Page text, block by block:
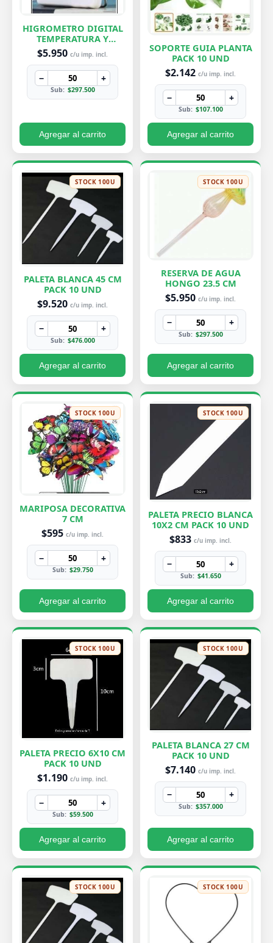
HIGROMETRO DIGITAL
TEMPERATURA Y
HUMEDAD
$5.950 c/u imp. incl.
− +
Sub: $297.500
Agregar al carrito
SOPORTE GUIA PLANTA
PACK 10 UND
$2.142 c/u imp. incl.
− +
Sub: $107.100
Agregar al carrito
STOCK 100U
PALETA BLANCA 45 CM
PACK 10 UND
$9.520 c/u imp. incl.
− +
Sub: $476.000
Agregar al carrito
STOCK 100U
RESERVA DE AGUA
HONGO 23.5 CM
$5.950 c/u imp. incl.
− +
Sub: $297.500
Agregar al carrito
STOCK 100U
MARIPOSA DECORATIVA
7 CM
$595 c/u imp. incl.
− +
Sub: $29.750
Agregar al carrito
STOCK 100U
PALETA PRECIO BLANCA
10X2 CM PACK 10 UND
$833 c/u imp. incl.
− +
Sub: $41.650
Agregar al carrito
STOCK 100U
PALETA PRECIO 6X10 CM
PACK 10 UND
$1.190 c/u imp. incl.
− +
Sub: $59.500
Agregar al carrito
STOCK 100U
PALETA BLANCA 27 CM
PACK 10 UND
$7.140 c/u imp. incl.
− +
Sub: $357.000
Agregar al carrito
STOCK 100U STOCK 100U